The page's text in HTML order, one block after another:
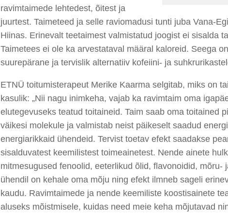
ravimtaimede lehtedest, õitest ja
juurtest. Taimeteed ja selle raviomadusi tunti juba Vana-
Hiinas. Erinevalt teetaimest valmistatud joogist ei sisalda
Taimetees ei ole ka arvestataval määral kaloreid. Seega
suurepärane ja tervislik alternatiiv kofeiini- ja
ETNÜ toitumisterapeut Merike Kaarma selgitab, miks on
kasulik: „Nii nagu inimkeha, vajab ka ravimtaim oma
elutegevuseks teatud toitaineid. Taim saab oma toitained
väikesi molekule ja valmistab neist päikeselt saadud
energiarikkaid ühendeid. Tervist toetav efekt saadakse
sisalduvatest keemilistest toimeainetest. Nende ainete
mitmesugused fenoolid, eeterlikud õlid, flavonoidid, mõru-
ühendil on kehale oma mõju ning efekt ilmneb sageli
kaudu. Ravimtaimede ja nende keemiliste koostisainete
aluseks mõistmisele, kuidas need meie keha mõjutavad